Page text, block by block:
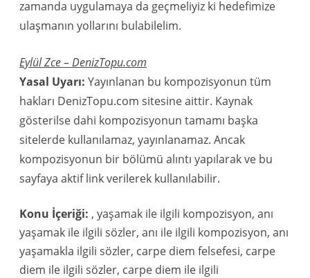
zamanda uygulamaya da geçmeliyiz ki hedefimize
ulaşmanın yollarını bulabilelim.
Eylül Zce – DenizTopu.com
Yasal Uyarı: Yayınlanan bu kompozisyonun tüm
hakları DenizTopu.com sitesine aittir. Kaynak
gösterilse dahi kompozisyonun tamamı başka
sitelerde kullanılamaz, yayınlanamaz. Ancak
kompozisyonun bir bölümü alıntı yapılarak ve bu
sayfaya aktif link verilerek kullanılabilir.
Konu İçeriği: , yaşamak ile ilgili kompozisyon, anı
yaşamak ile ilgili sözler, anı ile ilgili kompozisyon, anı
yaşamakla ilgili sözler, carpe diem felsefesi, carpe
diem ile ilgili sözler, carpe diem ile ilgili